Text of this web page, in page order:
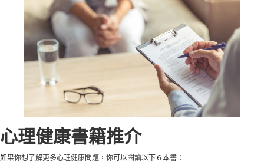
心理健康書籍推介
如果你想了解更多心理健康問題，你可以閱讀以下６本書：